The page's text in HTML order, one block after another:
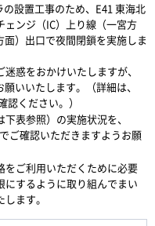
の設置工事のため、E41 東海北
ンジ（IC）上り線（一宮方
）出口で夜間閉鎖を実施しま
惑をおかけいたしますが、
いいたします。（詳細は、
認ください。）
表参照）の実施状況を、
ご確認いただきますようお願
をご利用いただくために必要
するように取り組んでまい
ます。